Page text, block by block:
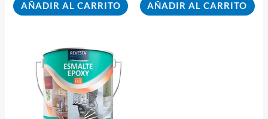
AÑADIR AL CARRITO AÑADIR AL CARRITO